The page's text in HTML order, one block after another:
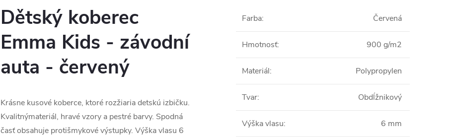
Dětský koberec
Emma Kids - závodní
auta - červený
Krásne kusové koberce, ktoré rozžiaria detskú izbičku.
Kvalitnýmateriál, hravé vzory a pestré barvy. Spodná
časť obsahuje protišmykové výstupky. Výška vlasu 6
Farba: Červená
Hmotnosť: 900 g/m2
Materiál: Polypropylen
Tvar: Obdĺžnikový
Výška vlasu: 6 mm